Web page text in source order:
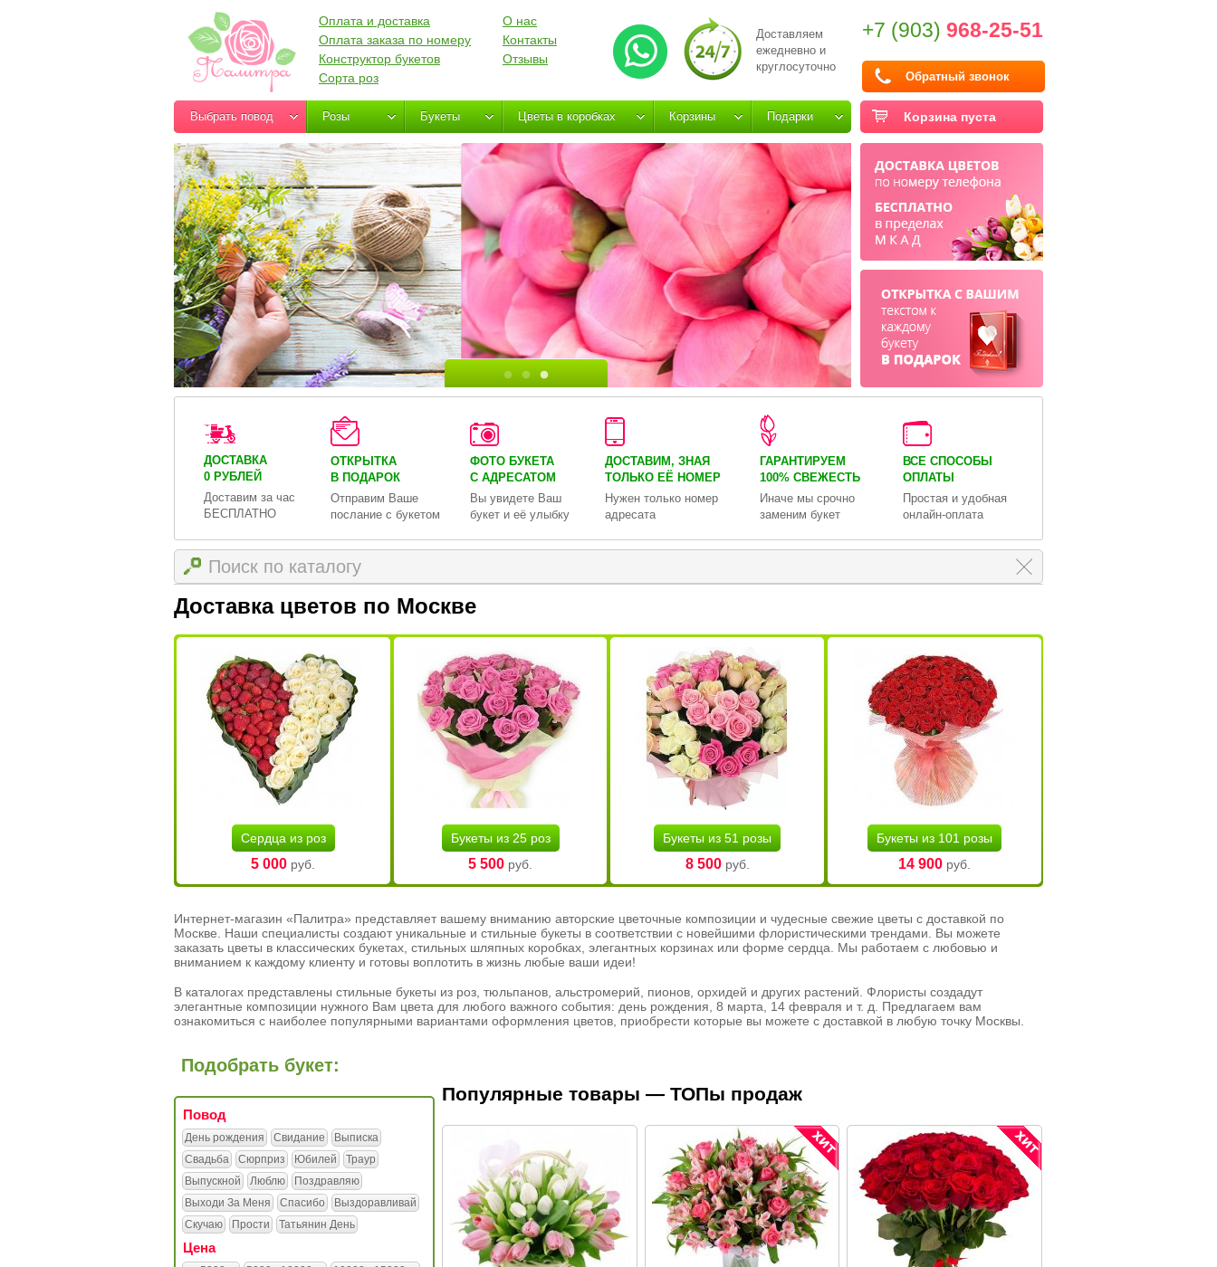
Доставляем
ежедневно и
круглосуточно
+7 (903) 968-25-51
Обратный звонок
Оплата и доставка
Оплата заказа по номеру
Конструктор букетов
Сорта роз
О нас
Контакты
Отзывы
Корзина пуста
Выбрать повод Розы Букеты Цветы в коробках Корзины Подарки
ДОСТАВКА
0 РУБЛЕЙ
Доставим за час
БЕСПЛАТНО
ОТКРЫТКА
В ПОДАРОК
Отправим Ваше
послание с букетом
ФОТО БУКЕТА
С АДРЕСАТОМ
Вы увидете Ваш
букет и её улыбку
ДОСТАВИМ, ЗНАЯ
ТОЛЬКО ЕЁ НОМЕР
Нужен только номер
адресата
ГАРАНТИРУЕМ
100% СВЕЖЕСТЬ
Иначе мы срочно
заменим букет
ВСЕ СПОСОБЫ
ОПЛАТЫ
Простая и удобная
онлайн-оплата
Доставка цветов по Москве
Сердца из роз
5 000 руб.
Букеты из 25 роз
5 500 руб.
Букеты из 51 розы
8 500руб.
Букеты из 101 розы
14 900руб.
Интернет-магазин «Палитра» представляет вашему вниманию авторские цветочные композиции и чудесные свежие цветы с доставкой по
Москве. Наши специалисты создают уникальные и стильные букеты в соответствии с новейшими флористическими трендами. Вы можете
заказать цветы в классических букетах, стильных шляпных коробках, элегантных корзинах или форме сердца. Мы работаем с любовью и
вниманием к каждому клиенту и готовы воплотить в жизнь любые ваши идеи!
В каталогах представлены стильные букеты из роз, тюльпанов, альстромерий, пионов, орхидей и других растений. Флористы создадут
элегантные композиции нужного Вам цвета для любого важного события: день рождения, 8 марта, 14 февраля и т. д. Предлагаем вам
ознакомиться с наиболее популярными вариантами оформления цветов, приобрести которые вы можете с доставкой в любую точку Москвы.
Подобрать букет:
Повод
День рождения Свидание
Выписка
Свадьба
Сюрприз Юбилей
Траур
Выпускной
Люблю
Поздравляю
Выходи За Меня
Спасибо
Выздоравливай
Скучаю
Прости Татьянин День
Цена
Популярные товары — ТОПы продаж